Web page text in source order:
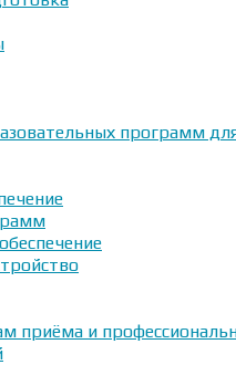
программ
приёма и